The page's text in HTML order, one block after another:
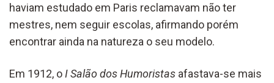
haviam estudado em Paris reclamavam não ter
mestres, nem seguir escolas, afirmando porém
encontrar ainda na natureza o seu modelo.
Em 1912, o I Salão dos Humoristas afastava-se mais